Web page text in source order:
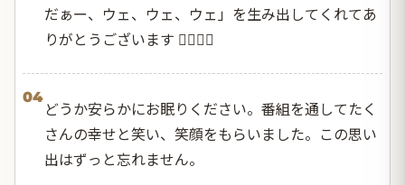
だぁー、ウェ、ウェ、ウェ」を生み出してくれてあ
りがとうございます 🙇‍♀️🙇‍♀️
04
どうか安らかにお眠りください。番組を通してたく
さんの幸せと笑い、笑顔をもらいました。この思い
出はずっと忘れません。